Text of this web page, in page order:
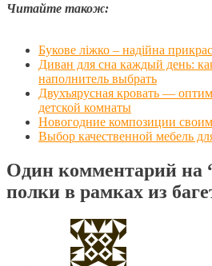
Читайте також:
Букове ліжко – надійна
Диван для сна каждый день:
наполнитель выбрать
Двухъярусная кровать —
детской комнаты
Новогодние композиции
Выбор качественной мебель
Один комментарий на
полки в рамках из